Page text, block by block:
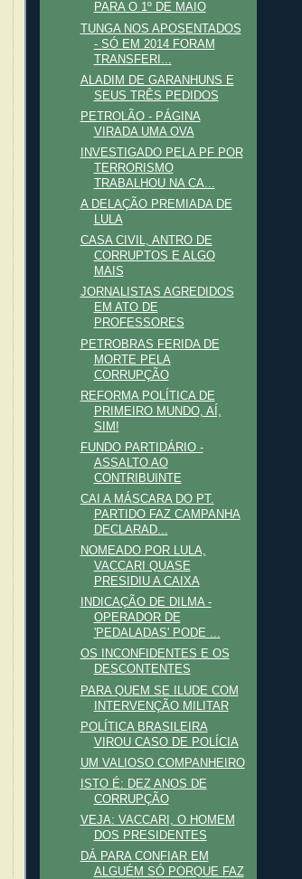
PARA O 1º DE MAIO
TUNGA NOS APOSENTADOS
- SÓ EM 2014 FORAM
TRANSFERI...
ALADIM DE GARANHUNS E
SEUS TRÊS PEDIDOS
PETROLÃO - PÁGINA
VIRADA UMA OVA
INVESTIGADO PELA PF POR
TERRORISMO
TRABALHOU NA CA...
A DELAÇÃO PREMIADA DE
LULA
CASA CIVIL, ANTRO DE
CORRUPTOS E ALGO
MAIS
JORNALISTAS AGREDIDOS
EM ATO DE
PROFESSORES
PETROBRAS FERIDA DE
MORTE PELA
CORRUPÇÃO
REFORMA POLÍTICA DE
PRIMEIRO MUNDO, AÍ,
SIM!
FUNDO PARTIDÁRIO -
ASSALTO AO
CONTRIBUINTE
CAI A MÁSCARA DO PT.
PARTIDO FAZ CAMPANHA
DECLARAD...
NOMEADO POR LULA,
VACCARI QUASE
PRESIDIU A CAIXA
INDICAÇÃO DE DILMA -
OPERADOR DE
'PEDALADAS' PODE ...
OS INCONFIDENTES E OS
DESCONTENTES
PARA QUEM SE ILUDE COM
INTERVENÇÃO MILITAR
POLÍTICA BRASILEIRA
VIROU CASO DE POLÍCIA
UM VALIOSO COMPANHEIRO
ISTO É: DEZ ANOS DE
CORRUPÇÃO
VEJA: VACCARI, O HOMEM
DOS PRESIDENTES
DÁ PARA CONFIAR EM
ALGUÉM SÓ PORQUE FAZ